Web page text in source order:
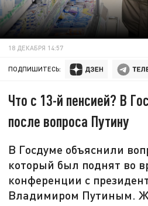
18 ДЕКАБРЯ 14:57
ПОДПИШИТЕСЬ:
Что с 13-й пенсией? В
после вопроса Путину
В Госдуме объяснили
который был поднят во
конференции с
Владимиром Путиным.